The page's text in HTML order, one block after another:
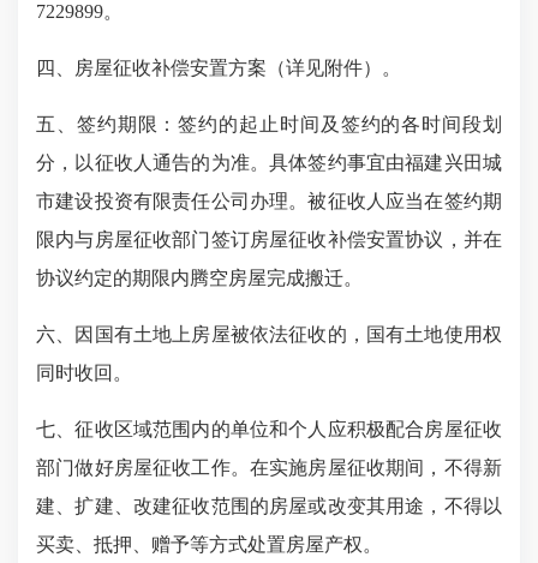
7229899。
四、房屋征收补偿安置方案（详见附件）。
五、签约期限：签约的起止时间及签约的各时间段划
分，以征收人通告的为准。具体签约事宜由福建兴田城
市建设投资有限责任公司 办理。被征收人应当在签约期
限内与房屋征收部门签订房屋征收补偿安置协议，并在
协议约定的期限内腾空房屋完成搬迁。
六、因国有土地上房屋被依法征收的，国有土地使用权
同时收回。
七、征收区域范围内的单位和个人应积极配合房屋征收
部门做好房屋征收工作。在实施房屋征收期间，不得新
建、扩建、改建征收范围的房屋或改变其用途，不得以
买卖、抵押、赠予等方式处置房屋产权。